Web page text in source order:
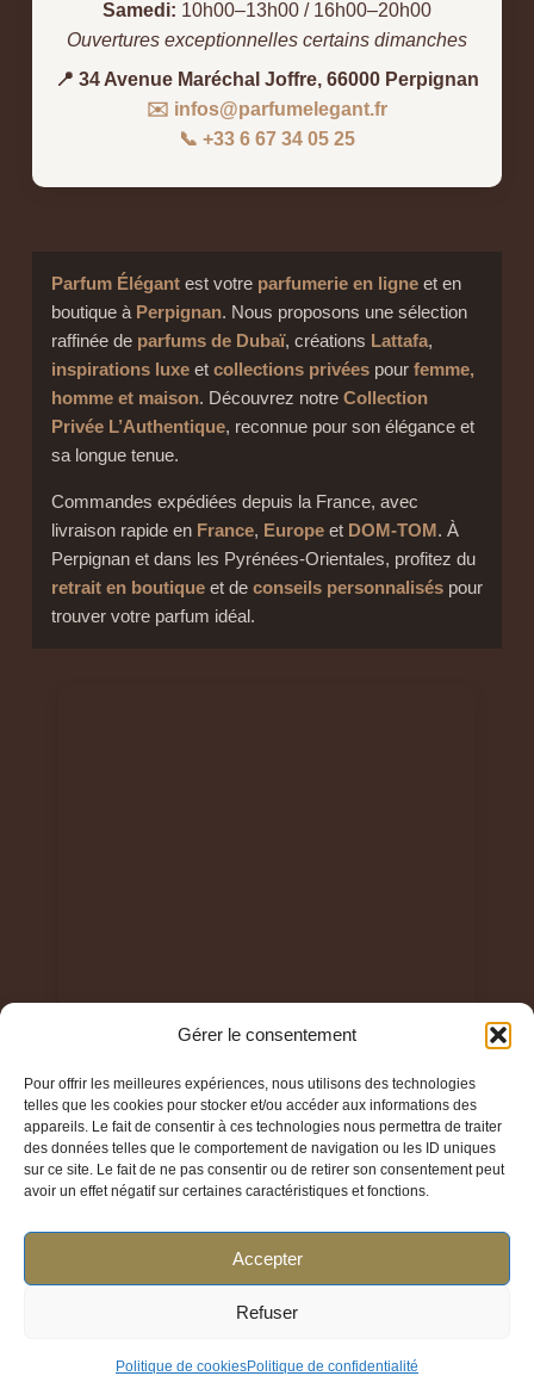
Gérer le consentement
Pour offrir les meilleures expériences, nous utilisons des technologies
telles que les cookies pour stocker et/ou accéder aux informations des
appareils. Le fait de consentir à ces technologies nous permettra de traiter
des données telles que le comportement de navigation ou les ID uniques
sur ce site. Le fait de ne pas consentir ou de retirer son consentement peut
avoir un effet négatif sur certaines caractéristiques et fonctions.
Accepter
Refuser
Politique de cookiesPolitique de confidentialité
Samedi: 10h00–13h00 / 16h00–20h00
Ouvertures exceptionnelles certains dimanches
📍 34 Avenue Maréchal Joffre, 66000 Perpignan
✉️ infos@parfumelegant.fr
📞 +33 6 67 34 05 25
Parfum Élégantest votre parfumerie en ligneet en
boutique à Perpignan. Nous proposons une sélection
raffinée de parfums de Dubaï, créations Lattafa,
inspirations luxeet collections privéespour femme,
homme et maison. Découvrez notre Collection
Privée L’Authentique, reconnue pour son élégance et
sa longue tenue.
Commandes expédiées depuis la France, avec
livraison rapide en France, Europeet DOM-TOM. À
Perpignan et dans les Pyrénées-Orientales, profitez du
retrait en boutiqueet de conseils personnaliséspour
trouver votre parfum idéal.
© 2024 Parfum Élégant TOUS DROITS RESERVES